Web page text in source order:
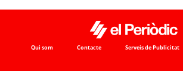
Qui som Contacte Serveis de Publicitat